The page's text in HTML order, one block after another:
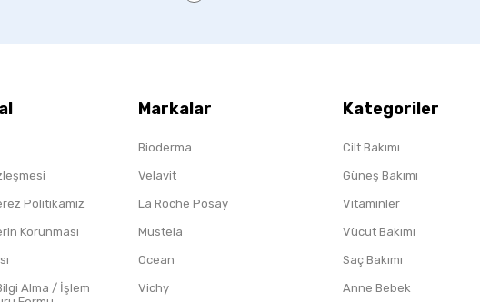
Politikamız
Korunması
Alma / İşlem
Markalar
Bioderma
Velavit
La Roche Posay
Mustela
Ocean
Vichy
Kategoriler
Cilt Bakımı
Güneş Bakımı
Vitaminler
Vücut Bakımı
Saç Bakımı
Anne Bebek